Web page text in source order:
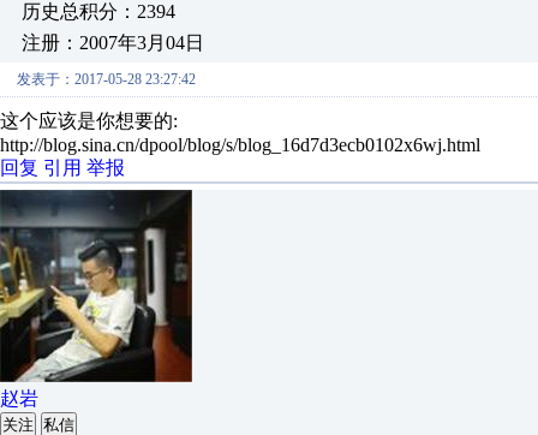
历史总积分：2394
注册：2007年3月04日
发表于：2017-05-28 23:27:42
这个应该是你想要的:
http://blog.sina.cn/dpool/blog/s/blog_16d7d3ecb0102x6wj.html
回复 引用 举报
赵岩
关注 私信